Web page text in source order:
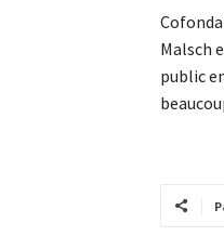
Malsch
public